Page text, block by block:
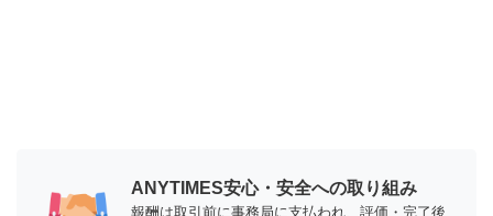
ANYTIMES安心・安全への取り組み
報酬は取引前に事務局に支払われ、評価・完了後